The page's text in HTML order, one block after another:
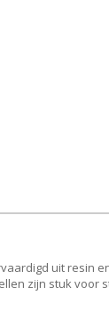
uit resin
zijn stuk voor